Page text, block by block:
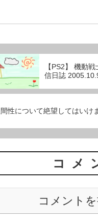
【PS2】 機動
信日誌
間性について絶望してはいけ
コメ
コメント